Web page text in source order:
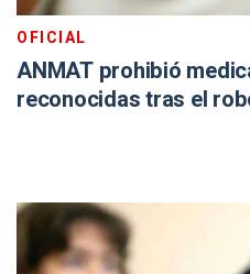
OFICIAL
ANMAT prohibió
reconocidas tras el